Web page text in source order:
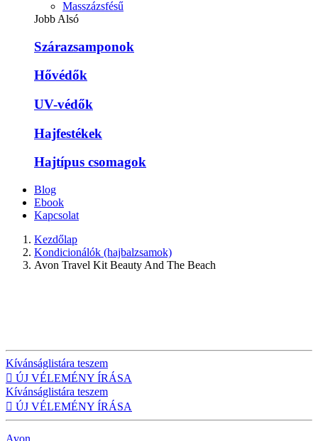
Masszázsfésű
Jobb Alsó
Szárazsamponok
Hővédők
UV-védők
Hajfestékek
Hajtípus csomagok
Blog
Ebook
Kapcsolat
Kezdőlap
Kondicionálók (hajbalzsamok)
Avon Travel Kit Beauty And The Beach
Kívánságlistára teszem
 ÚJ VÉLEMÉNY ÍRÁSA
Kívánságlistára teszem
 ÚJ VÉLEMÉNY ÍRÁSA